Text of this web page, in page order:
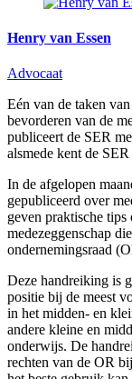
Henry van Essen
Advocaat
Eén van de taken
bevorderen van de
publiceert de SER
alsmede kent de
In de afgelopen
gepubliceerd over
geven praktische
medezeggenschap
ondernemingsraad
Deze handreiking is
positie bij de meest
in het midden- en
andere kleine en
onderwijs. De
rechten van de OR